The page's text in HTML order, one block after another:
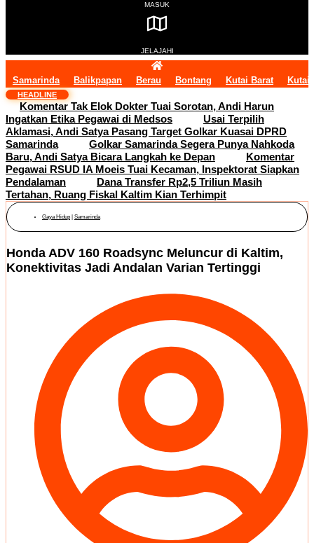
MASUK
JELAJAHI
Samarinda Balikpapan Berau Bontang Kutai Barat Kutai
HEADLINE
Komentar Tak Elok Dokter Tuai Sorotan, Andi Harun
Ingatkan Etika Pegawai di Medsos
Usai Terpilih
Aklamasi, Andi Satya Pasang Target Golkar Kuasai DPRD
Samarinda
Golkar Samarinda Segera Punya Nahkoda
Baru, Andi Satya Bicara Langkah ke Depan
Komentar
Pegawai RSUD IA Moeis Tuai Kecaman, Inspektorat Siapkan
Pendalaman
Dana Transfer Rp2,5 Triliun Masih
Tertahan, Ruang Fiskal Kaltim Kian Terhimpit
Gaya Hidup Samarinda
Honda ADV 160 Roadsync Meluncur di Kaltim,
Konektivitas Jadi Andalan Varian Tertinggi